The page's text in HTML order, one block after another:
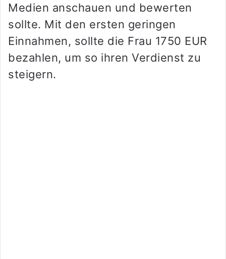
Medien anschauen und bewerten
sollte. Mit den ersten geringen
Einnahmen, sollte die Frau 1750 EUR
bezahlen, um so ihren Verdienst zu
steigern.